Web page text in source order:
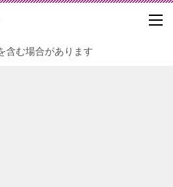
含む場合があります